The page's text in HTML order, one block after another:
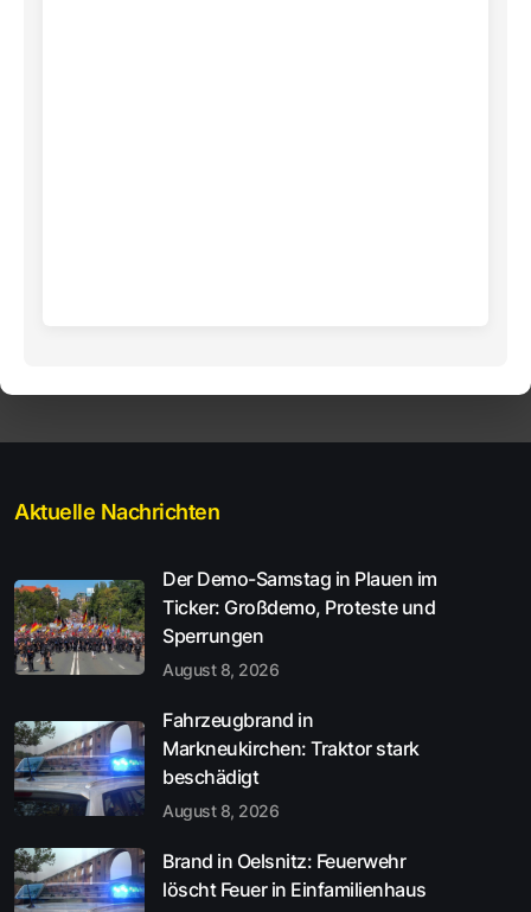
Aktuelle Nachrichten
Der Demo-Samstag in Plauen im
Ticker: Großdemo, Proteste und
Sperrungen
August 8, 2026
Fahrzeugbrand in
Markneukirchen: Traktor stark
beschädigt
August 8, 2026
Brand in Oelsnitz: Feuerwehr
löscht Feuer in Einfamilienhaus